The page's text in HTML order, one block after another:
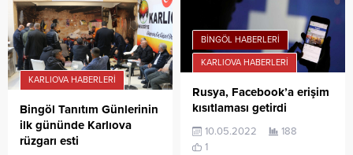
KARLIOVA HABERLERI
Bingöl Tanıtım Günlerinin
ilk gününde Karlıova
rüzgarı esti
BINGÖL HABERLERI
KARLIOVA HABERLERI
Rusya, Facebook’a erişim
kısıtlaması getirdi
10.05.2022
188
1